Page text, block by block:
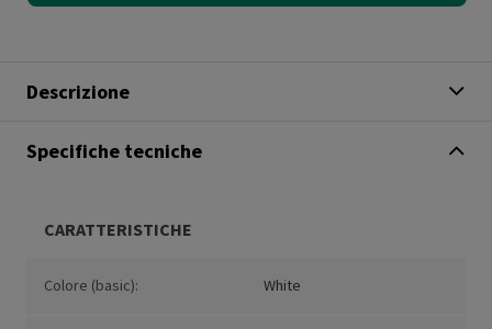
Descrizione
Specifiche tecniche
CARATTERISTICHE
Colore (basic): White